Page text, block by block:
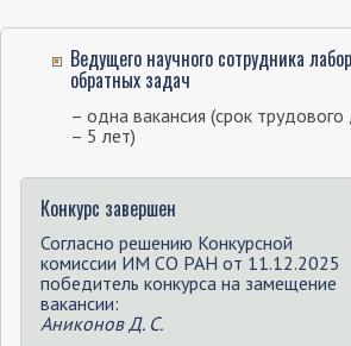
Ведущего научного сотрудника
обратных задач
– одна вакансия (срок трудового
– 5 лет)
Конкурс завершен
Согласно решению Конкурсной
комиссии ИМ СО РАН от 11.12.2025
победитель конкурса на замещение
вакансии:
Аниконов Д. С.